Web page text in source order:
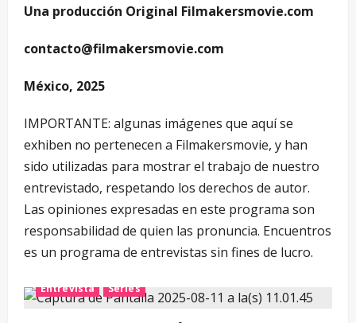
Una producción Original Filmakersmovie.com
contacto@filmakersmovie.com
México, 2025
IMPORTANTE: algunas imágenes que aquí se
exhiben no pertenecen a Filmakersmovie, y han
sido utilizadas para mostrar el trabajo de nuestro
entrevistado, respetando los derechos de autor.
Las opiniones expresadas en este programa son
responsabilidad de quien las pronuncia. Encuentros
es un programa de entrevistas sin fines de lucro.
Entrevista Series